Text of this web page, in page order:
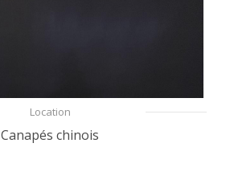
Location
Canapés chinois